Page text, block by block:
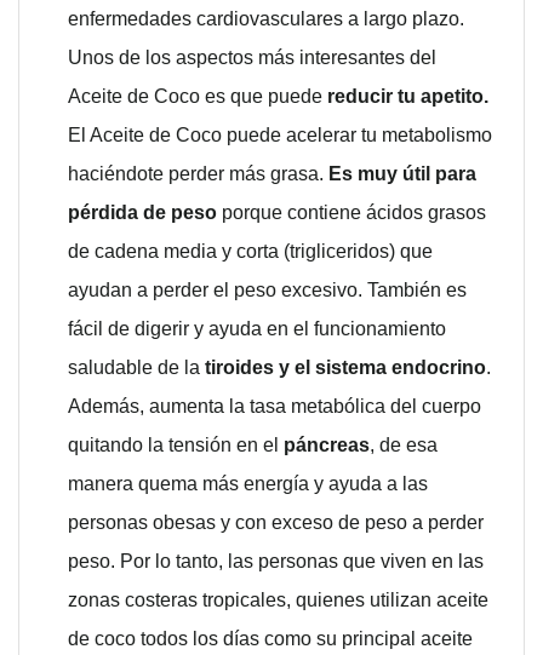
enfermedades cardiovasculares a largo plazo.
Unos de los aspectos más interesantes del
Aceite de Coco es que puede reducir tu apetito.
El Aceite de Coco puede acelerar tu metabolismo
haciéndote perder más grasa. Es muy útil para
pérdida de peso porque contiene ácidos grasos
de cadena media y corta (trigliceridos) que
ayudan a perder el peso excesivo. También es
fácil de digerir y ayuda en el funcionamiento
saludable de la tiroides y el sistema endocrino.
Además, aumenta la tasa metabólica del cuerpo
quitando la tensión en el páncreas, de esa
manera quema más energía y ayuda a las
personas obesas y con exceso de peso a perder
peso. Por lo tanto, las personas que viven en las
zonas costeras tropicales, quienes utilizan aceite
de coco todos los días como su principal aceite